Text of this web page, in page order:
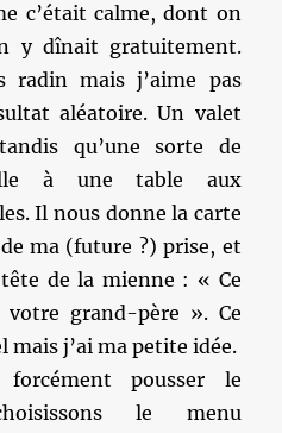
c’était calme, dont on
y dînait gratuitement.
radin mais j’aime pas
aléatoire. Un valet
qu’une sorte de
à une table aux
Il nous donne la carte
ma (future ?) prise, et
de la mienne : « Ce
grand-père ». Ce
mais j’ai ma petite idée.
pousser le
le menu